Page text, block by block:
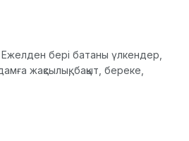
Ежелден бері батаны үлкендер,
жақсылық, бақыт, береке,